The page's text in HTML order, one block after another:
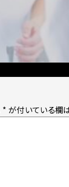
* が付いている欄